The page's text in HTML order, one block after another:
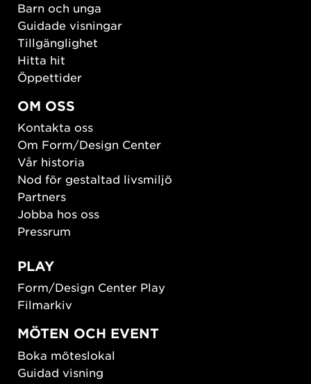
Barn och unga
Guidade visningar
Tillgänglighet
Hitta hit
Öppettider
OM OSS
Kontakta oss
Om Form/Design Center
Vår historia
Nod för gestaltad livsmiljö
Partners
Jobba hos oss
Pressrum
PLAY
Form/Design Center Play
Filmarkiv
MÖTEN OCH EVENT
Boka möteslokal
Guidad visning